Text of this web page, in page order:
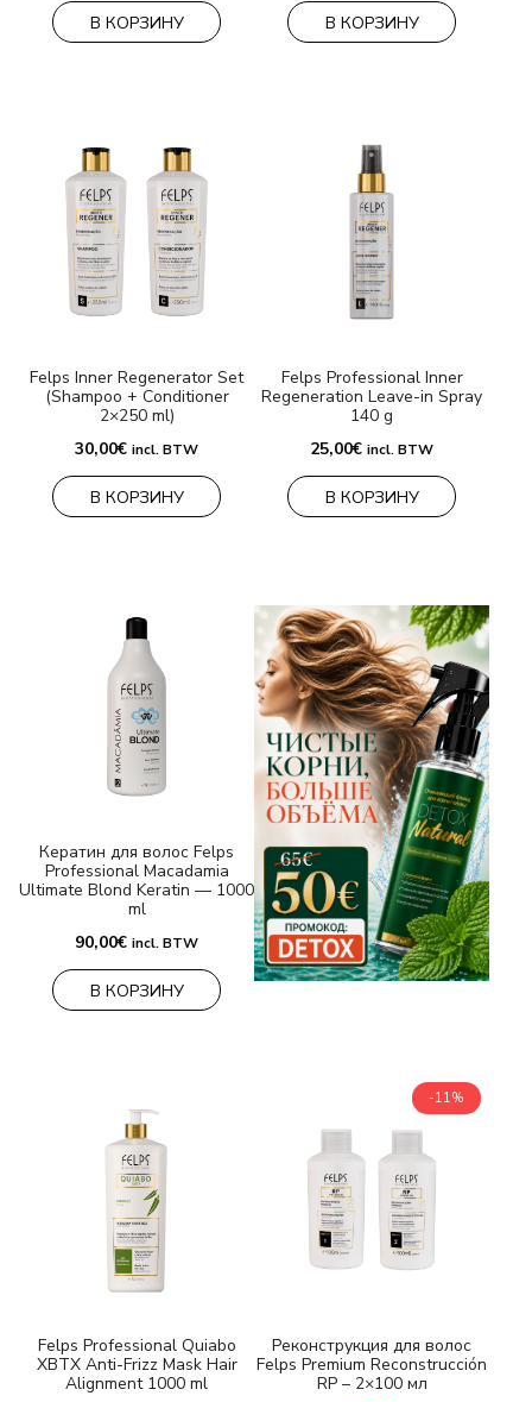
В КОРЗИНУ В КОРЗИНУ
Felps Inner Regenerator Set
(Shampoo + Conditioner
2×250 ml)
30,00€ incl. BTW
В КОРЗИНУ
Felps Professional Inner
Regeneration Leave-in Spray
140 g
25,00€ incl. BTW
В КОРЗИНУ
Кератин для волос Felps
Professional Macadamia
Ultimate Blond Keratin — 1000
ml
90,00€ incl. BTW
В КОРЗИНУ
Felps Professional Quiabo
XBTX Anti-Frizz Mask Hair
Alignment 1000 ml
-11%
Реконструкция для волос
Felps Premium Reconstrucción
RP – 2×100 мл